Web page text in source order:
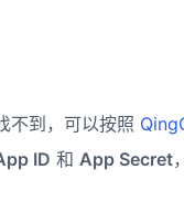
window)
不到，可以按照
ID 和 App Secret